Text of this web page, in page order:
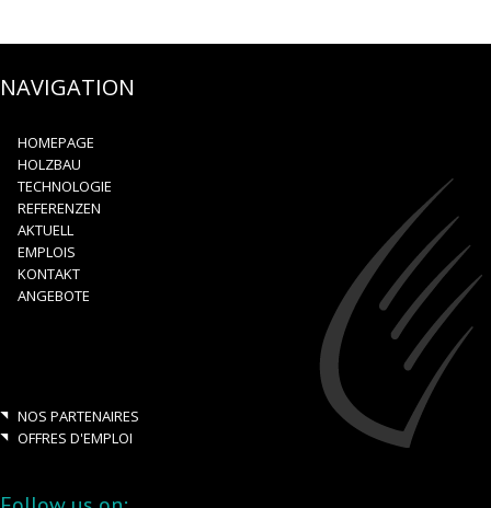
NAVIGATION
HOMEPAGE
HOLZBAU
TECHNOLOGIE
REFERENZEN
AKTUELL
EMPLOIS
KONTAKT
ANGEBOTE
NOS PARTENAIRES
OFFRES D'EMPLOI